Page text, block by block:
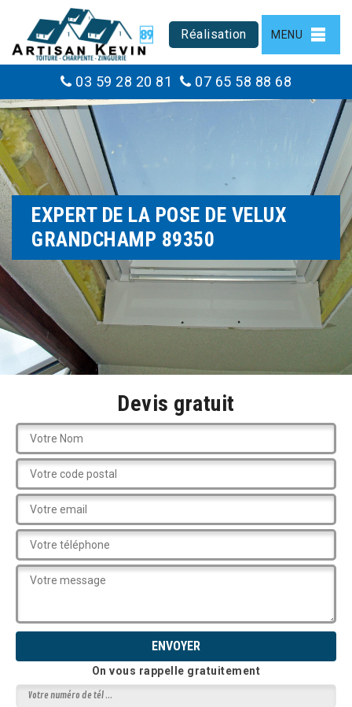
Réalisation MENU
03 59 28 20 81 07 65 58 88 68
EXPERT DE LA POSE DE VELUX
GRANDCHAMP 89350
Devis gratuit
On vous rappelle gratuitement